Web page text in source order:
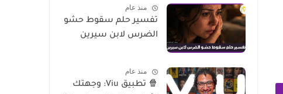
منذ عام
تفسير حلم سقوط حشو
الضرس لابن سيرين
منذ عام
🍿 تطبيق Viu: وجهتك